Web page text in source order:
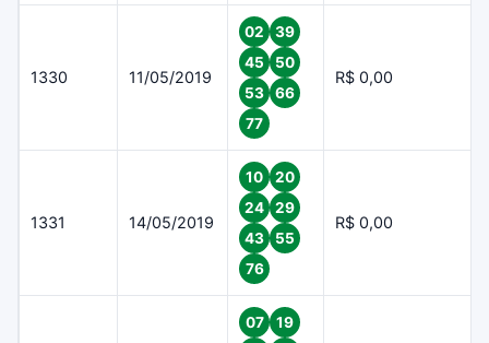
1330 11/05/2019
02
39
45
50
53
66
77
R$ 0,00
1331 14/05/2019
10
20
24
29
43
55
76
R$ 0,00
07
19